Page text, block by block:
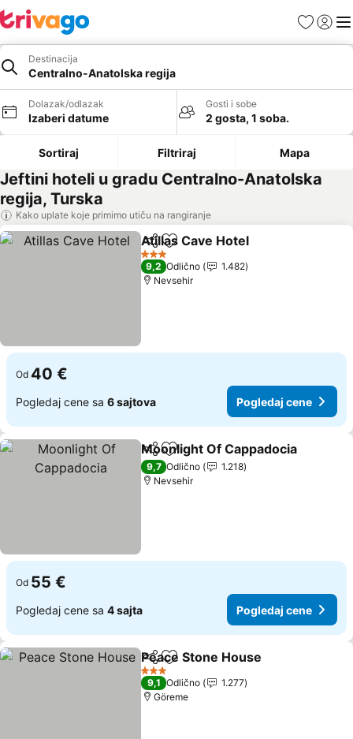
FavoritiPrijavi
Destinacija
Centralno-Anatolska regija
Dolazak/odlazak
Izaberi datume
Gosti i sobe
2 gosta, 1 soba.
Sortiraj Filtriraj Mapa
Jeftini hoteli u gradu Centralno-Anatolska
regija, Turska
Kako uplate koje primimo utiču na rangiranje
Deli Dodati u favorite
Atillas Cave Hotel
3 Zvezdice
9,2 Odlično
1.482
Nevsehir
Od 40 €
Pogledaj cene sa 6 sajtova Pogledaj cene
Deli Dodati u favorite
Moonlight Of Cappadocia
9,7 Odlično
1.218
Nevsehir
Od 55 €
Pogledaj cene sa 4 sajta Pogledaj cene
Deli Dodati u favorite
Peace Stone House
3 Zvezdice
9,1 Odlično
1.277
Göreme